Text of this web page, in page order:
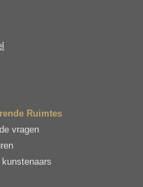
Ruimtes
vragen